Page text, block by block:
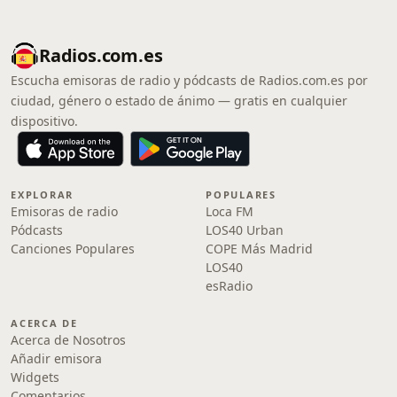
Radios.com.es
Escucha emisoras de radio y pódcasts de Radios.com.es por
ciudad, género o estado de ánimo — gratis en cualquier
dispositivo.
EXPLORAR
Emisoras de radio
Pódcasts
Canciones Populares
POPULARES
Loca FM
LOS40 Urban
COPE Más Madrid
LOS40
esRadio
ACERCA DE
Acerca de Nosotros
Añadir emisora
Widgets